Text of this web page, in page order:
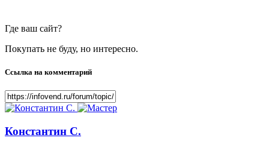
Где ваш сайт?
Покупать не буду, но интересно.
Ссылка на комментарий
Константин С.